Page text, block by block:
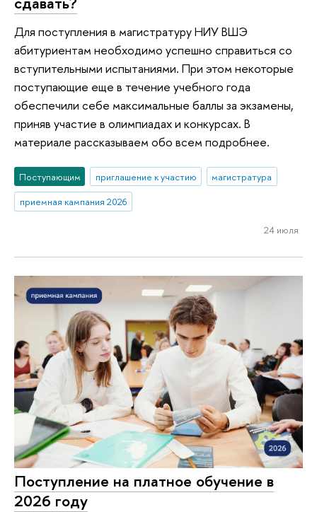
Для поступления в магистратуру НИУ ВШЭ
абитуриентам необходимо успешно справиться со
вступительными испытаниями. При этом некоторые
поступающие еще в течение учебного года
обеспечили себе максимальные баллы за экзамены,
приняв участие в олимпиадах и конкурсах. В
материале рассказываем обо всем подробнее.
Поступающим приглашение к участию
магистратура
приемная кампания 2026
24 июля
Поступление на платное обучение в
2026 году